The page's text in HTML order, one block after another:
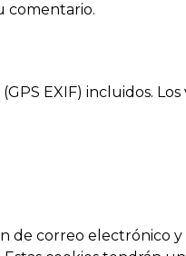
comentario.
EXIF) incluidos.
correo electrónico y